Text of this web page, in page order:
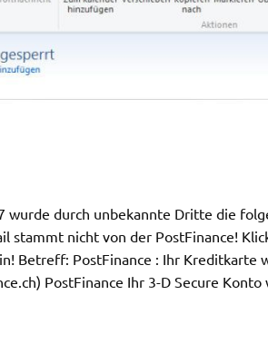
wurde durch unbekannte Dritte die
stammt nicht von der PostFinance!
Betreff: PostFinance : Ihr Kreditkarte
) PostFinance Ihr 3-D Secure